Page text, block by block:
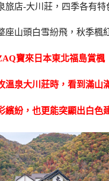
旅店-大川莊，四季各有特
座山頭白雪紛飛，秋季楓
寶來日本東北福島賞楓
溫泉大川莊時，看到滿山
繽紛，也更能突顯出白色